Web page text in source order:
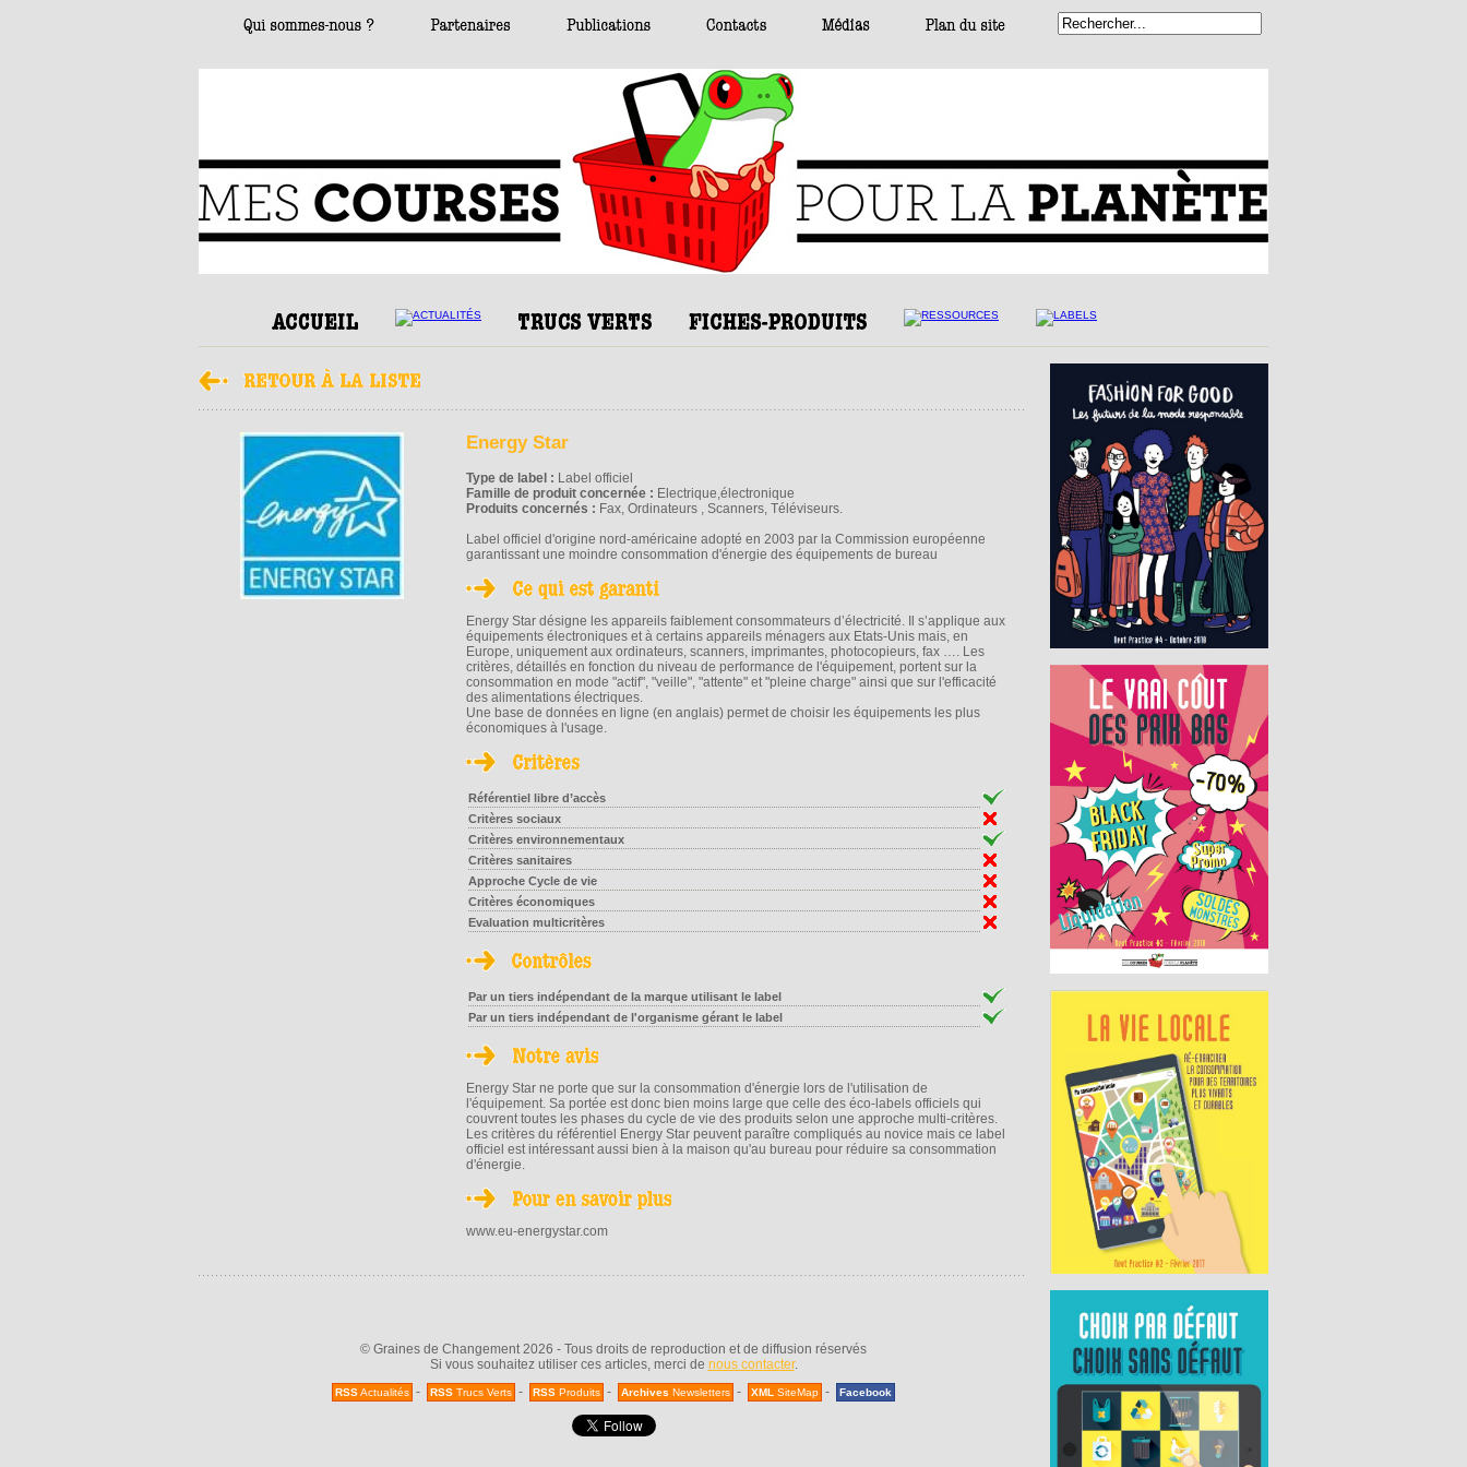
Energy Star
Type de label : Label officiel
Famille de produit concernée : Electrique,électronique
Produits concernés : Fax, Ordinateurs , Scanners, Téléviseurs.
Label officiel d'origine nord-américaine adopté en 2003 par la Commission européenne
garantissant une moindre consommation d'énergie des équipements de bureau
Energy Star désigne les appareils faiblement consommateurs d’électricité. Il s’applique aux
équipements électroniques et à certains appareils ménagers aux Etats-Unis mais, en
Europe, uniquement aux ordinateurs, scanners, imprimantes, photocopieurs, fax …. Les
critères, détaillés en fonction du niveau de performance de l'équipement, portent sur la
consommation en mode "actif", "veille", "attente" et "pleine charge" ainsi que sur l'efficacité
des alimentations électriques.
Une base de données en ligne (en anglais) permet de choisir les équipements les plus
économiques à l'usage.
Référentiel libre d’accès
Critères sociaux
Critères environnementaux
Critères sanitaires
Approche Cycle de vie
Critères économiques
Evaluation multicritères
Par un tiers indépendant de la marque utilisant le label
Par un tiers indépendant de l'organisme gérant le label
Energy Star ne porte que sur la consommation d'énergie lors de l'utilisation de
l'équipement. Sa portée est donc bien moins large que celle des éco-labels officiels qui
couvrent toutes les phases du cycle de vie des produits selon une approche multi-critères.
Les critères du référentiel Energy Star peuvent paraître compliqués au novice mais ce label
officiel est intéressant aussi bien à la maison qu'au bureau pour réduire sa consommation
d'énergie.
www.eu-energystar.com
© Graines de Changement 2026 - Tous droits de reproduction et de diffusion réservés
Si vous souhaitez utiliser ces articles, merci de nous contacter.
RSSActualités - RSS Trucs Verts - RSS Produits - Archives Newsletters - XML SiteMap - Facebook